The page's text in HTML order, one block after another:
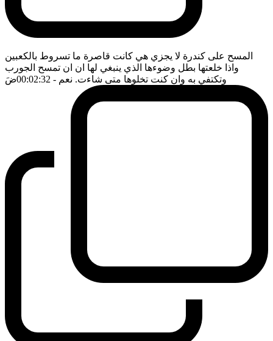
المسح على كندرة لا يجزي هي كانت قاصرة ما تسروط بالكعبين
واذا خلعتها بطل وضوءها الذي ينبغي لها ان ان تمسح الجورب
وتكتفي به وان كنت تخلوها متى شاءت. نعم - 00:02:32 ضَ